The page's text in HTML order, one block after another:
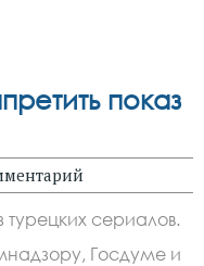
показ
турецких сериалов.
Госдуме и